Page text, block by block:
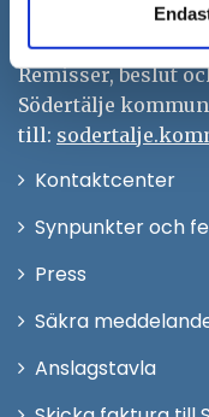
Org.nr.
Remisser, beslut
Södertälje
till:
Kontaktcenter
Synpunkter och
Press
fönster
Säkra
Anslagstavla